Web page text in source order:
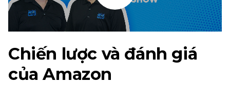
Thanh
Chiến lược và đánh giá
của Amazon